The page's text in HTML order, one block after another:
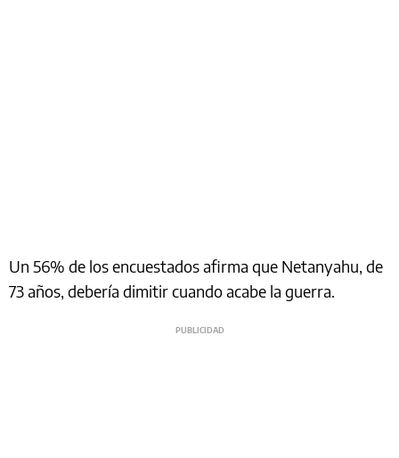
Un 56% de los encuestados afirma que Netanyahu, de
73 años, debería dimitir cuando acabe la guerra.